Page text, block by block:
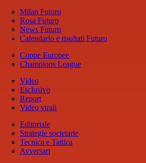
Milan Futuro
Rosa Futuro
News Futuro
Calendario e risultati Futuro
Coppe Europee
Champions League
Video
Esclusivo
Report
Video virali
Editoriale
Strategie societarie
Tecnica e Tattica
Avversari